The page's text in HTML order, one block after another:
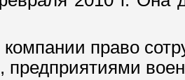
право
предприятиями